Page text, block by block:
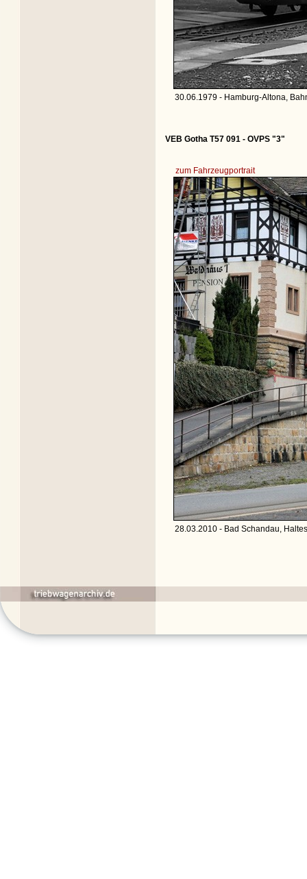
30.06.1979 - Hamburg-Altona,
VEB Gotha T57 091 - OVPS "3"
zum Fahrzeugportrait
28.03.2010 - Bad Schandau,